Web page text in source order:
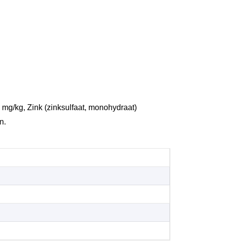
kg, Zink (zinksulfaat, monohydraat)